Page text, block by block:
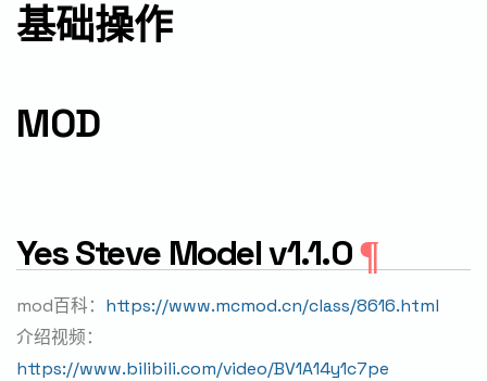
基础操作
MOD
Yes Steve Model v1.1.0
mod百科： https://www.mcmod.cn/class/8616.html
介绍视频：
https://www.bilibili.com/video/BV1A14y1c7pe